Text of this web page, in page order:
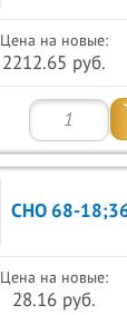
Цена на новые:
2212.65 руб.
СНО 68-
Цена на новые:
28.16 руб.